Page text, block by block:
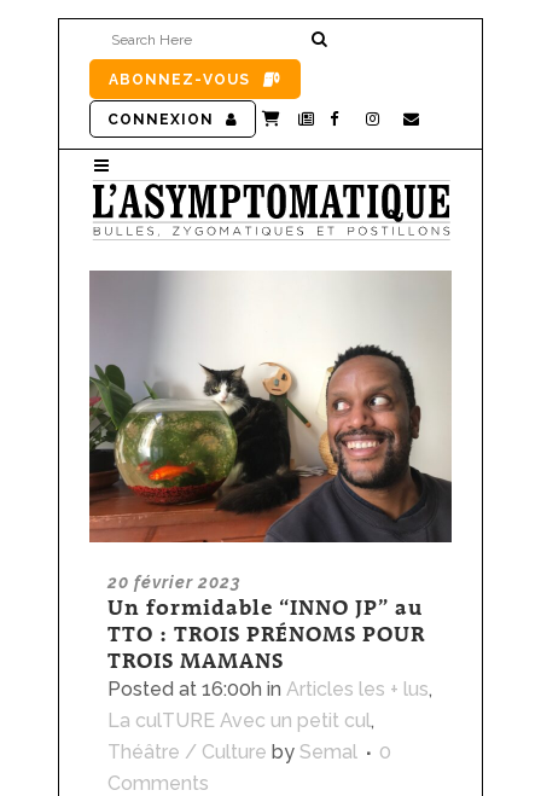
ABONNEZ-VOUS
CONNEXION
20 février 2023
Un formidable “INNO JP” au
TTO : TROIS PRÉNOMS POUR
TROIS MAMANS
Posted at 16:00h in Articles les + lus,
La culTURE Avec un petit cul,
Théâtre / Culture by Semal
0
Comments